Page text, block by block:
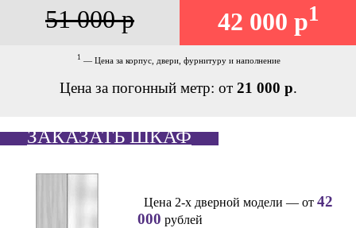
51 000 р 42 000 р1
1 — Цена за корпус, двери, фурнитуру и наполнение
Цена за погонный метр: от 21 000 р.
ЗАКАЗАТЬ ШКАФ
Цена 2-х дверной модели — от 42
000 рублей